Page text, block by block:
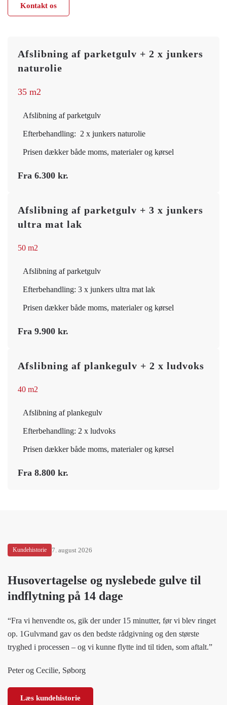
Kontakt os
Afslibning af parketgulv + 2 x junkers
naturolie
35 m2
Afslibning af parketgulv
Efterbehandling: 2 x junkers naturolie
Prisen dækker både moms, materialer og kørsel
Fra 6.300 kr.
Afslibning af parketgulv + 3 x junkers
ultra mat lak
50 m2
Afslibning af parketgulv
Efterbehandling: 3 x junkers ultra mat lak
Prisen dækker både moms, materialer og kørsel
Fra 9.900 kr.
Afslibning af plankegulv + 2 x ludvoks
40 m2
Afslibning af plankegulv
Efterbehandling: 2 x ludvoks
Prisen dækker både moms, materialer og kørsel
Fra 8.800 kr.
Kundehistorie 7. august 2026
Husovertagelse og nyslebede gulve til
indflytning på 14 dage
“Fra vi henvendte os, gik der under 15 minutter, før vi blev ringet
op. 1Gulvmand gav os den bedste rådgivning og den største
tryghed i processen – og vi kunne flytte ind til tiden, som aftalt.”
Peter og Cecilie, Søborg
Læs kundehistorie